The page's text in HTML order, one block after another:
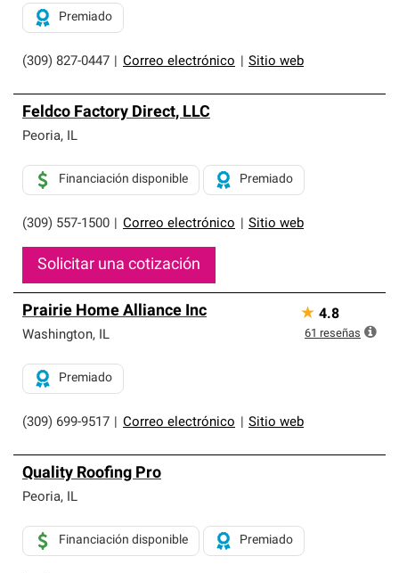
(309) 827-0447 Correo electrónico Sitio web
Premiado
Feldco Factory Direct, LLC
Peoria, IL
(309) 557-1500 Correo electrónico Sitio web
Financiación disponible Premiado
Solicitar una cotización
Prairie Home Alliance Inc
Washington, IL
(309) 699-9517 Correo electrónico Sitio web
Premiado
★ 4.8
61 reseñas
Quality Roofing Pro
Peoria, IL
Financiación disponible Premiado